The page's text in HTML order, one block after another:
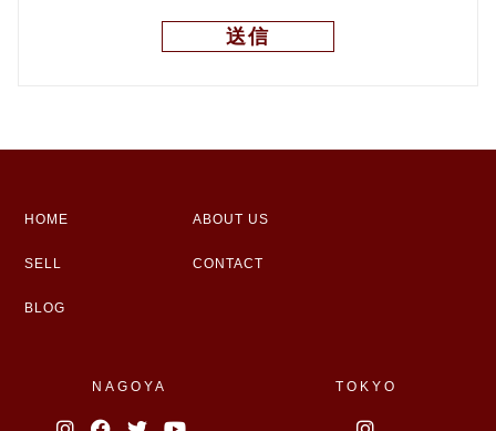
HOME ABOUT US
SELL CONTACT
BLOG
NAGOYA TOKYO